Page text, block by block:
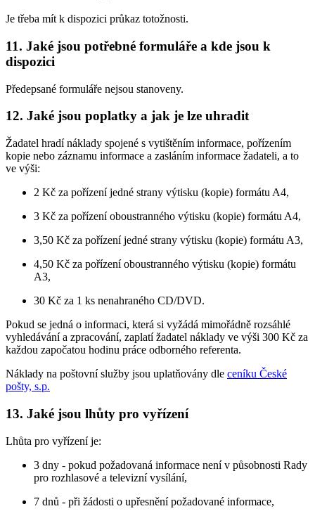
Je třeba mít k dispozici průkaz totožnosti.
11. Jaké jsou potřebné formuláře a kde jsou k
dispozici
Předepsané formuláře nejsou stanoveny.
12. Jaké jsou poplatky a jak je lze uhradit
Žadatel hradí náklady spojené s vytištěním informace, pořízením
kopie nebo záznamu informace a zasláním informace žadateli, a to
ve výši:
2 Kč za pořízení jedné strany výtisku (kopie) formátu A4,
3 Kč za pořízení oboustranného výtisku (kopie) formátu A4,
3,50 Kč za pořízení jedné strany výtisku (kopie) formátu A3,
4,50 Kč za pořízení oboustranného výtisku (kopie) formátu
A3,
30 Kč za 1 ks nenahraného CD/DVD.
Pokud se jedná o informaci, která si vyžádá mimořádně rozsáhlé
vyhledávání a zpracování, zaplatí žadatel náklady ve výši 300 Kč za
každou započatou hodinu práce odborného referenta.
Náklady na poštovní služby jsou uplatňovány dle ceníku České
pošty, s.p.
13. Jaké jsou lhůty pro vyřízení
Lhůta pro vyřízení je:
3 dny - pokud požadovaná informace není v působnosti Rady
pro rozhlasové a televizní vysílání,
7 dnů - při žádosti o upřesnění požadované informace,